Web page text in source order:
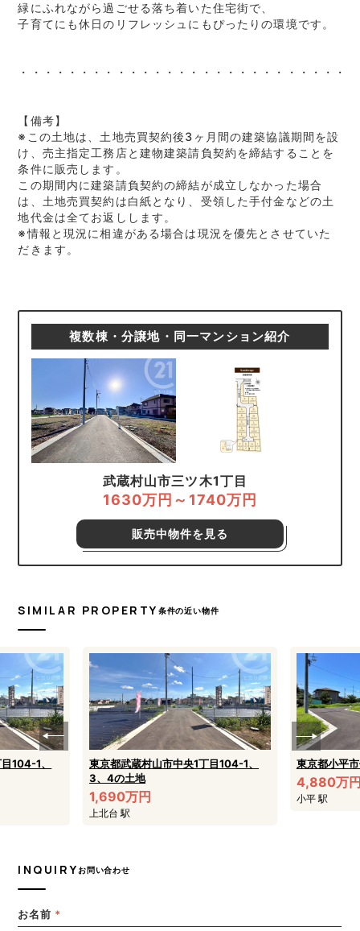
緑にふれながら過ごせる落ち着いた住宅街で、
子育てにも休日のリフレッシュにもぴったりの環境です。
・・・・・・・・・・・・・・・・・・・・・・・・・・・
【備考】
※この土地は、土地売買契約後3ヶ月間の建築協議期間を設
け、売主指定工務店と建物建築請負契約を締結することを
条件に販売します。
この期間内に建築請負契約の締結が成立しなかった場合
は、土地売買契約は白紙となり、受領した手付金などの土
地代金は全てお返しします。
※情報と現況に相違がある場合は現況を優先とさせていた
だきます。
複数棟・分譲地・同一マンション紹介
武蔵村山市三ツ木1丁目
1630万円～1740万円
販売中物件を見る
SIMILAR PROPERTY 条件の近い物件
104-1、
東京都武蔵村山市中央1丁目104-1、
3、4の土地
1,690万円
上北台 駅
東京都小平
4,880万
小平 駅
INQUIRYお問い合わせ
お名前 *